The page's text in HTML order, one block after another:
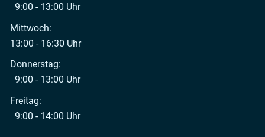
9:00 - 13:00 Uhr
Mittwoch:
13:00 - 16:30 Uhr
Donnerstag:
9:00 - 13:00 Uhr
Freitag:
9:00 - 14:00 Uhr